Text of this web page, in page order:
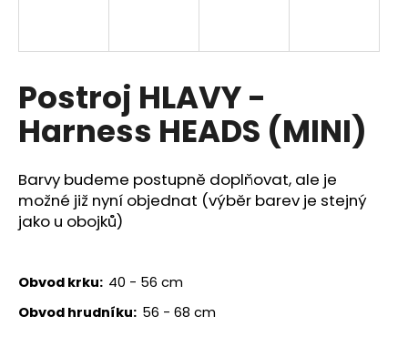
Postroj HLAVY -
Harness HEADS (MINI)
Barvy budeme postupně doplňovat, ale je
možné již nyní objednat (výběr barev je stejný
jako u obojků)
Obvod krku: 40 - 56 cm
Obvod hrudníku: 56 - 68 cm
j
t
?
HLEDAT
D
o